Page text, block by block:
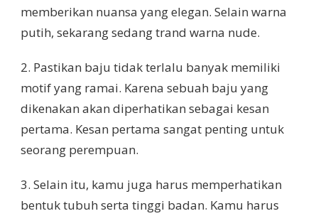
memberikan nuansa yang elegan. Selain warna
putih, sekarang sedang trand warna nude.
2. Pastikan baju tidak terlalu banyak memiliki
motif yang ramai. Karena sebuah baju yang
dikenakan akan diperhatikan sebagai kesan
pertama. Kesan pertama sangat penting untuk
seorang perempuan.
3. Selain itu, kamu juga harus memperhatikan
bentuk tubuh serta tinggi badan. Kamu harus